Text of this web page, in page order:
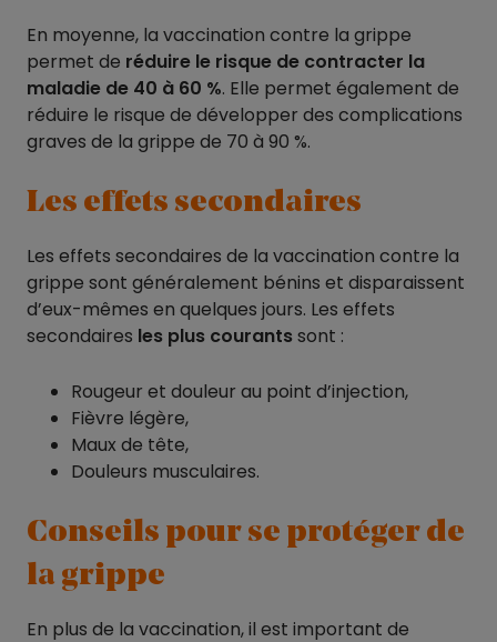
En moyenne, la vaccination contre la grippe
permet de réduire le risque de contracter la
maladie de 40 à 60 %. Elle permet également de
réduire le risque de développer des complications
graves de la grippe de 70 à 90 %.
Les effets secondaires
Les effets secondaires de la vaccination contre la
grippe sont généralement bénins et disparaissent
d’eux-mêmes en quelques jours. Les effets
secondaires les plus courantssont :
Rougeur et douleur au point d’injection,
Fièvre légère,
Maux de tête,
Douleurs musculaires.
Conseils pour se protéger de
la grippe
En plus de la vaccination, il est important de